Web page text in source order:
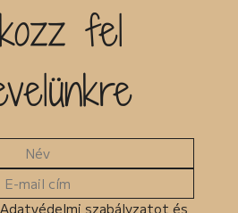
fel
szabályzatot és